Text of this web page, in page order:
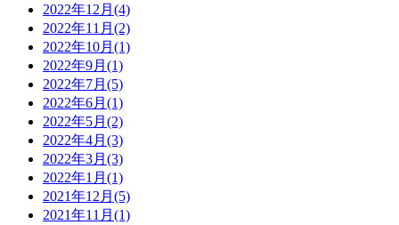
2022年12月(4)
2022年11月(2)
2022年10月(1)
2022年9月(1)
2022年7月(5)
2022年6月(1)
2022年5月(2)
2022年4月(3)
2022年3月(3)
2022年1月(1)
2021年12月(5)
2021年11月(1)